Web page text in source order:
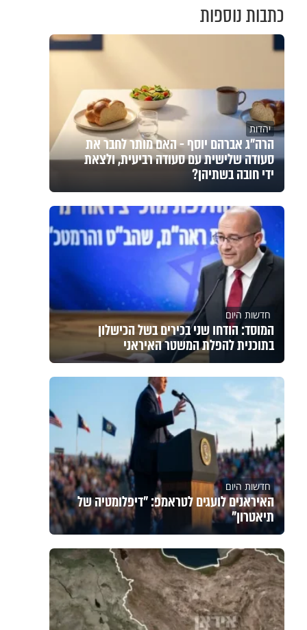
כתבות נוספות
יהדות
הרה"ג אברהם יוסף - האם מותר לחבר את
סעודה שלישית עם סעודה רביעית, ולצאת
ידי חובה בשתיהן?
חדשות היום
המוסד: הודחו שני בכירים בשל הכישלון
בתוכנית להפלת המשטר האיראני
חדשות היום
האיראנים לועגים לטראמפ: "דיפלומטיה של
תיאטרון"